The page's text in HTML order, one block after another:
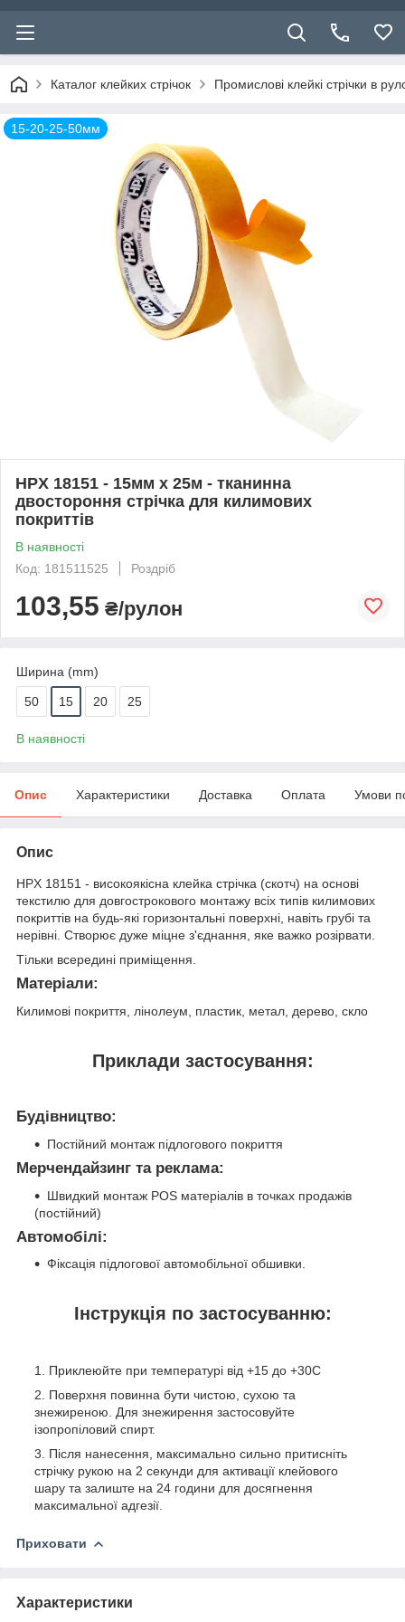
Каталог клейких стрічок Промислові клейкі стрічки в
15-20-25-50мм
HPX 18151 - 15мм x 25м - тканинна
двостороння стрічка для килимових
покриттів
В наявності
Код: 181511525
Роздріб
103,55 ₴/рулон
Ширина (mm)
50 15 20 25
В наявності
Опис Характеристики Доставка Оплата Умови
Опис
HPX 18151 - високоякісна клейка стрічка (скотч) на основі
текстилю для довгострокового монтажу всіх типів килимових
покриттів на будь-які горизонтальні поверхні, навіть грубі та
нерівні. Створює дуже міцне з'єднання, яке важко розірвати.
Тільки всередині приміщення.
Матеріали:
Килимові покриття, лінолеум, пластик, метал, дерево, скло
Приклади застосування:
Будівництво:
Постійний монтаж підлогового покриття
Мерчендайзинг та реклама:
Швидкий монтаж POS матеріалів в точках продажів
(постійний)
Автомобілі:
Фіксація підлогової автомобільної обшивки.
Інструкція по застосуванню:
Приклеюйте при температурі від +15 до +30С
Поверхня повинна бути чистою, сухою та
знежиреною. Для знежирення застосовуйте
ізопропіловий спирт.
Після нанесення, максимально сильно притисніть
стрічку рукою на 2 секунди для активації клейового
шару та залиште на 24 години для досягнення
максимальної адгезії.
Приховати
Характеристики